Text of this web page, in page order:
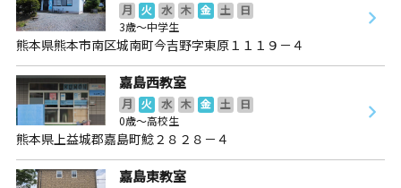
月 火 水 木 金 土
日
3歳～中学生
熊本県熊本市南区城南町今吉野字東原１１１９－４
嘉島西教室
月 火 水 木 金 土
日
0歳～高校生
熊本県上益城郡嘉島町鯰２８２８－４
嘉島東教室